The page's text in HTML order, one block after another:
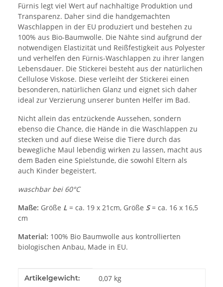
Fürnis legt viel Wert auf nachhaltige Produktion und
Transparenz. Daher sind die handgemachten
Waschlappen in der EU produziert und bestehen zu
100% aus Bio-Baumwolle. Die Nähte sind aufgrund der
notwendigen Elastizität und Reißfestigkeit aus Polyester
und verhelfen den Fürnis-Waschlappen zu ihrer langen
Lebensdauer. Die Stickerei besteht aus der natürlichen
Cellulose Viskose. Diese verleiht der Stickerei einen
besonderen, natürlichen Glanz und eignet sich daher
ideal zur Verzierung unserer bunten Helfer im Bad.
Nicht allein das entzückende Aussehen, sondern
ebenso die Chance, die Hände in die Waschlappen zu
stecken und auf diese Weise die Tiere durch das
bewegliche Maul lebendig wirken zu lassen, macht aus
dem Baden eine Spielstunde, die sowohl Eltern als
auch Kinder begeistert.
waschbar bei 60°C
Maße: Größe L = ca. 19 x 21cm, Größe S= ca. 16 x 16,5
cm
Material: 100% Bio Baumwolle aus kontrollierten
biologischen Anbau, Made in EU.
Produkteigenschaft
Wert
Artikelgewicht: 0,07 kg